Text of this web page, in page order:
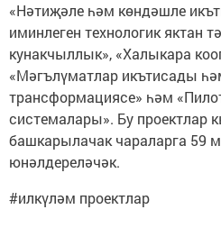
«Нәтиҗәле һәм көндәшле
иминлеген технологик яктан
кунакчыллык», «Халыкара
«Мәгълүматлар икътисады
трансформациясе» һәм
системалары». Бу проектлар
башкарылачак чараларга 59
юнәлдереләчәк.
#илкүләм проектлар